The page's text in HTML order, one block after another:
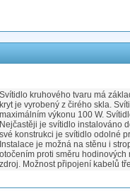
Svítidlo kruhového tvaru má
kryt je vyrobený z čirého skla.
maximálním výkonu 100 W.
Nejčastěji je svítidlo instalováno
své konstrukci je svítidlo odolné
Instalace je možná na stěnu i
otočením proti směru
zdroj. Možnost připojení kabelů